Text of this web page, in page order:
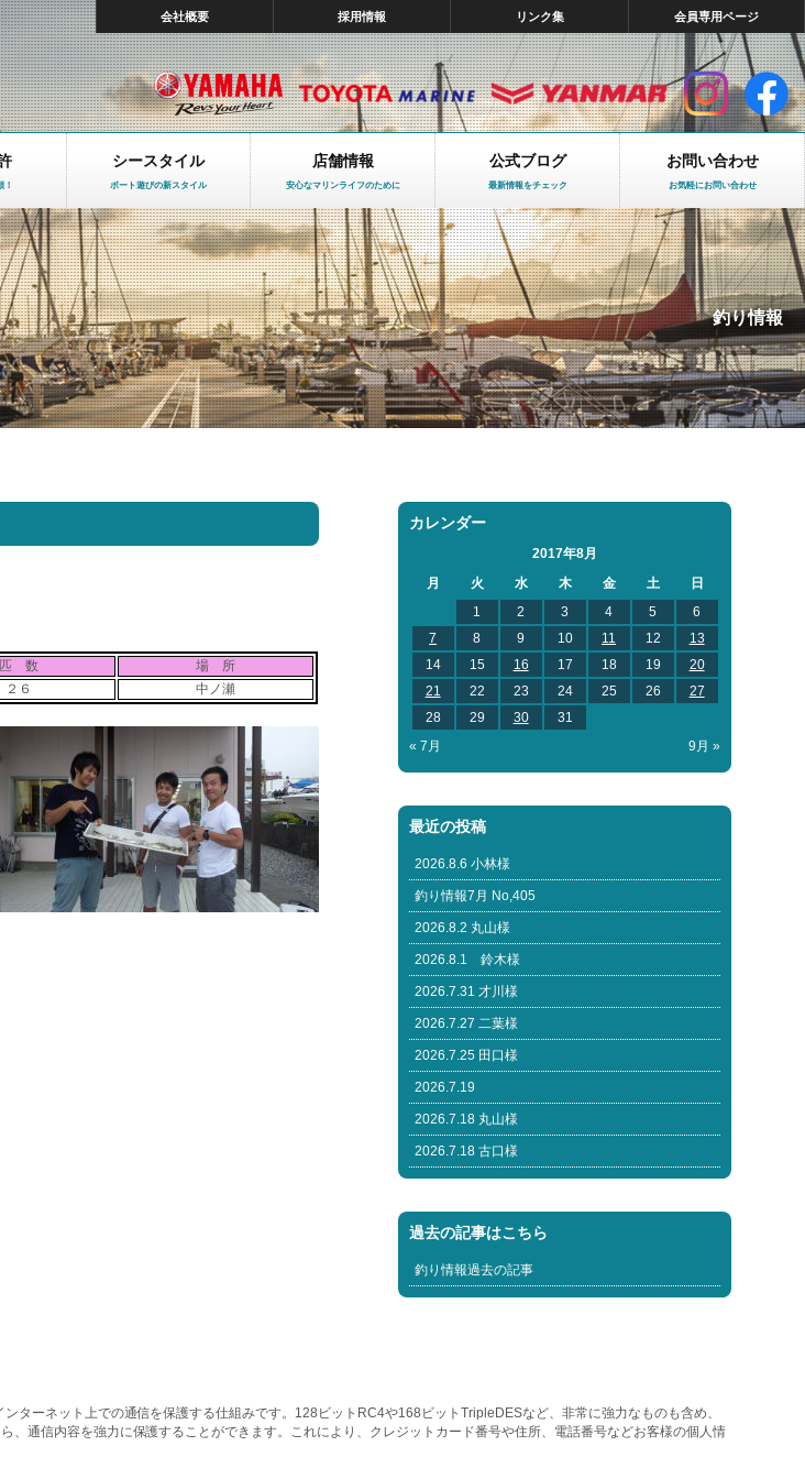
会社概要 採用情報 リンク集 会員専用ページ
！
シースタイル
ボート遊びの新スタイル
店舗情報
安心なマリンライフのために
公式ブログ
最新情報をチェック
お問い合わせ
お気軽にお問い合わせ
釣り情報
匹 数
場 所
２６ 中ノ瀬
カレンダー
2017年8月
月
火 水 木 金 土
日
1
2 3 4 5
6
7
8 9 10 11 12
13
14
15 16 17 18 19
20
21
22 23 24 25 26
27
28
29 30
31
« 7月
9月 »
最近の投稿
2026.8.6 小林様
釣り情報7月 No,405
2026.8.2 丸山様
2026.8.1 鈴木様
2026.7.31 才川様
2026.7.27 二葉様
2026.7.25 田口様
2026.7.19
2026.7.18 丸山様
2026.7.18 古口様
過去の記事はこちら
釣り情報過去の記事
ーネット上での通信を保護する仕組みです。128ビットRC4や168ビットTripleDESなど、非常に強力なものも含め、
通信内容を強力に保護することができます。これにより、クレジットカード番号や住所、電話番号などお客様の個人情